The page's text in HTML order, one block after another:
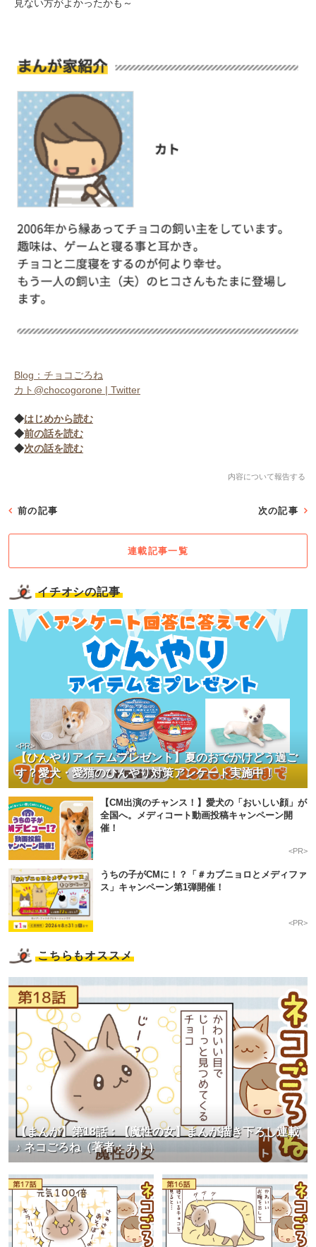
見ない方がよかったかも～
Blog：チョコごろね
カト@chocogorone | Twitter
◆はじめから読む
◆前の話を読む
◆次の話を読む
内容について報告する
前の記事 次の記事
連載記事一覧
イチオシの記事
【ひんやりアイテムプレゼント】夏のおでかけどう過ご
す？愛犬・愛猫のひんやり対策アンケート実施中！
<PR>
【CM出演のチャンス！】愛犬の「おいしい顔」が
全国へ。メディコート動画投稿キャンペーン開
催！
<PR>
うちの子がCMに！？「＃カブニョロとメディファ
ス」キャンペーン第1弾開催！
<PR>
こちらもオススメ
【まんが】第18話：【魔性の女】まんが描き下ろし連載
♪ ネコごろね（著者：カト）
閉じる
pecodogs
いぬ部をフォロー
アプリをダウンロードする